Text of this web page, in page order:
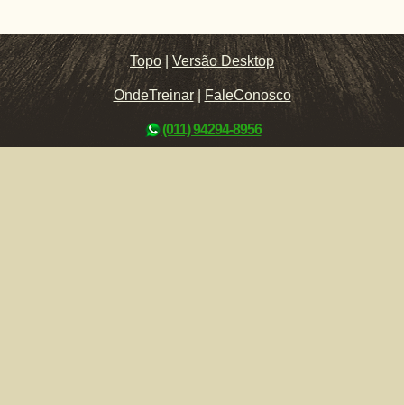
Topo |Versão Desktop
OndeTreinar| FaleConosco
(011) 94294-8956